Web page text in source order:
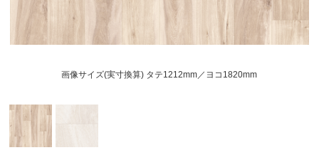
画像サイズ(実寸換算) タテ1212mm／ヨコ1820mm